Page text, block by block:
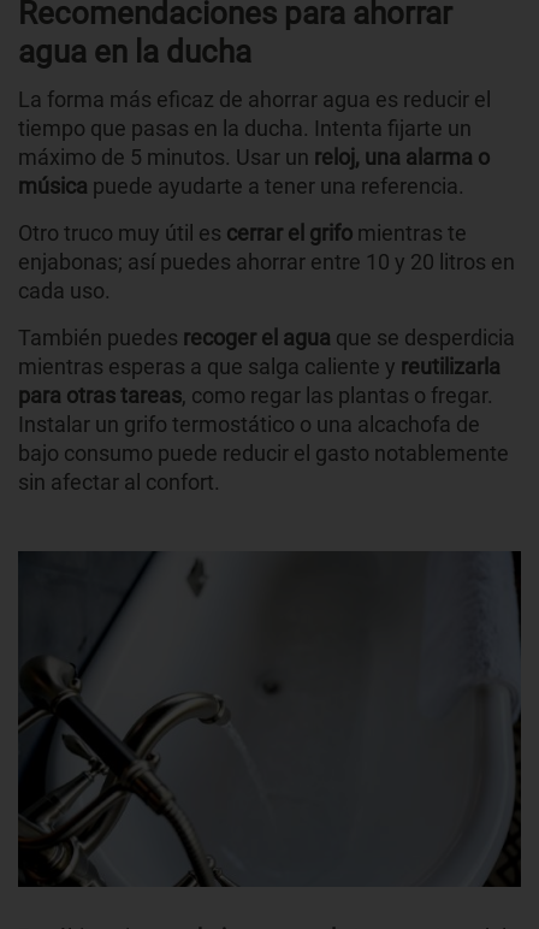
Recomendaciones para ahorrar
agua en la ducha
La forma más eficaz de ahorrar agua es reducir el
tiempo que pasas en la ducha. Intenta fijarte un
máximo de 5 minutos. Usar un reloj, una alarma o
música puede ayudarte a tener una referencia.
Otro truco muy útil es cerrar el grifo mientras te
enjabonas; así puedes ahorrar entre 10 y 20 litros en
cada uso.
También puedes recoger el agua que se desperdicia
mientras esperas a que salga caliente y reutilizarla
para otras tareas, como regar las plantas o fregar.
Instalar un grifo termostático o una alcachofa de
bajo consumo puede reducir el gasto notablemente
sin afectar al confort.